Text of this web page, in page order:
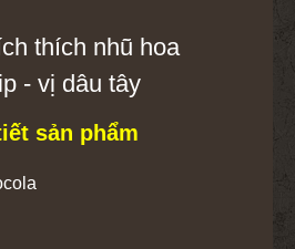
thích nhũ hoa
- vị dâu tây
sản phẩm